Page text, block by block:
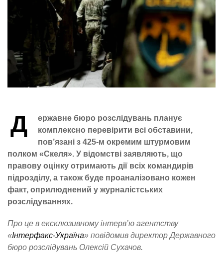
Д
ержавне бюро розслідувань планує
комплексно перевірити всі обставини,
пов’язані з 425-м окремим штурмовим
полком «Скеля». У відомстві заявляють, що
правову оцінку отримають дії всіх командирів
підрозділу, а також буде проаналізовано кожен
факт, оприлюднений у журналістських
розслідуваннях.
Про це в ексклюзивному інтерв’ю агентству
«Інтерфакс-Україна» повідомив директор Державного
бюро розслідувань Олексій Сухачов.